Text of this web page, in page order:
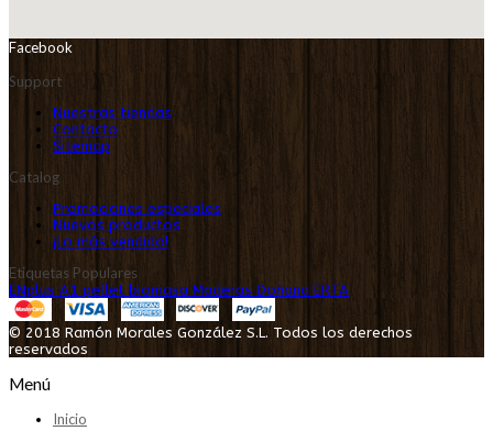
Facebook
Support
Nuestras tiendas
Contacto
Sitemap
Catalog
Promociones especiales
Nuevos productos
¡Lo más vendido!
Etiquetas Populares
ENplus A1 pellet biomasa Maderas Doñana ERTA
© 2018 Ramón Morales González S.L. Todos los derechos
reservados
Menú
Inicio